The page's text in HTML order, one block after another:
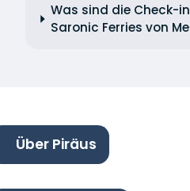
Was sind die Check-
Saronic Ferries von
Über Piräus